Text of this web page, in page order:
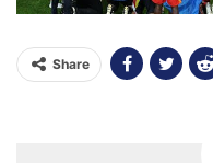
Share